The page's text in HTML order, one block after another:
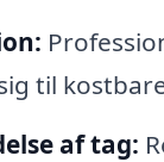
til
af tag: